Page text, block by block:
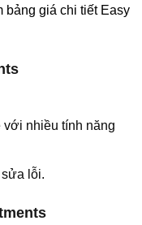
bảng giá chi tiết Easy
với nhiều tính năng
lỗi.